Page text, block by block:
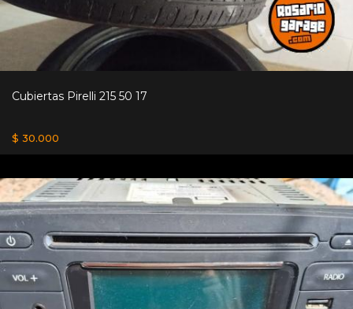
Cubiertas Pirelli 215 50 17
$ 30.000